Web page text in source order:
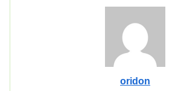
oridon